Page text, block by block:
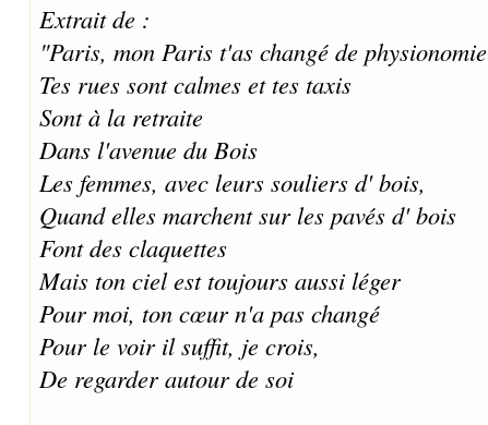
Extrait de :
"Paris, mon Paris t'as changé de physionomie
Tes rues sont calmes et tes taxis
Sont à la retraite
Dans l'avenue du Bois
Les femmes, avec leurs souliers d' bois,
Quand elles marchent sur les pavés d' bois
Font des claquettes
Mais ton ciel est toujours aussi léger
Pour moi, ton cœur n'a pas changé
Pour le voir il suffit, je crois,
De regarder autour de soi